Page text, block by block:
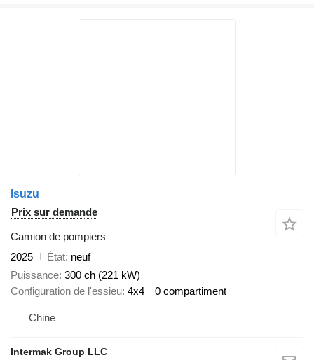
Isuzu
Prix sur demande
Camion de pompiers
2025
État neuf
Puissance 300 ch (221 kW)
Configuration de l'essieu 4x4 0 compartiment
Chine
Intermak Group LLC